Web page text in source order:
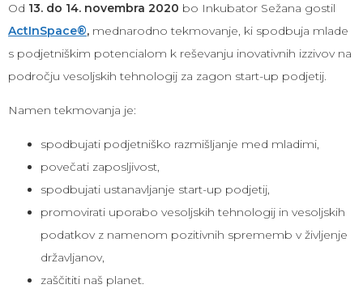
Od 13. do 14. novembra 2020 bo Inkubator Sežana gostil
ActInSpace®, mednarodno tekmovanje, ki spodbuja mlade
s podjetniškim potencialom k reševanju inovativnih izzivov na
področju vesoljskih tehnologij za zagon start-up podjetij.
Namen tekmovanja je:
spodbujati podjetniško razmišljanje med mladimi,
povečati zaposljivost,
spodbujati ustanavljanje start-up podjetij,
promovirati uporabo vesoljskih tehnologij in vesoljskih
podatkov z namenom pozitivnih sprememb v življenje
državljanov,
zaščititi naš planet.